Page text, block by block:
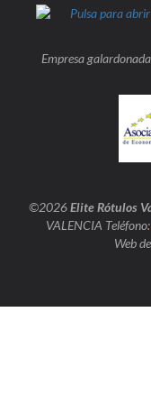
Empresa
©2026Elite Rótulos
VALENCIA Teléfono:
Web